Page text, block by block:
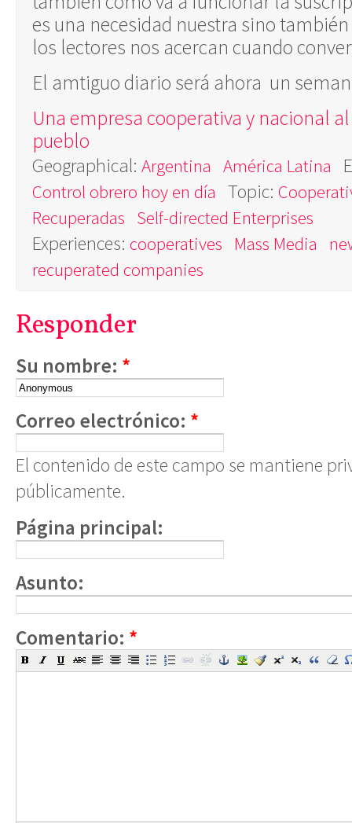
es una necesidad nuestra sino
los lectores nos acercan cuando
El amtiguo diario será ahora un
Una empresa cooperativa y nacional
pueblo
Geographical: Argentina América Latina
Control obrero hoy en día Topic:
Recuperadas Self-directed Enterprises
Experiences: cooperatives Mass Media
recuperated companies
Responder
Su nombre: *
Correo electrónico: *
El contenido de este campo se mantiene
públicamente.
Página principal:
Asunto:
Comentario: *